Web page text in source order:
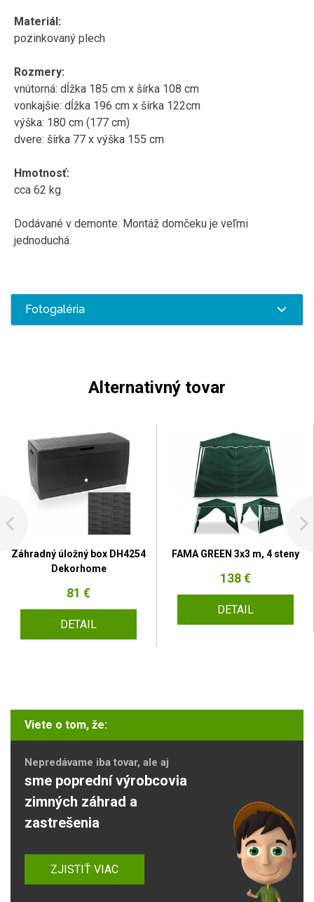
Materiál:
pozinkovaný plech
Rozmery:
vnútorná: dĺžka 185 cm x šírka 108 cm
vonkajšie: dĺžka 196 cm x šírka 122cm
výška: 180 cm (177 cm)
dvere: šírka 77 x výška 155 cm
Hmotnosť:
cca 62 kg
Dodávané v demonte. Montáž domčeku je veľmi
jednoduchá.
Fotogaléria
Alternativný tovar
Záhradný úložný box DH4254
Dekorhome
81 €
DETAIL
FAMA GREEN 3x3 m, 4 steny
138 €
DETAIL
Viete o tom, že:
Nepredávame iba tovar, ale aj
sme poprední výrobcovia
zimných záhrad a
zastrešenia
ZJISTIŤ VIAC